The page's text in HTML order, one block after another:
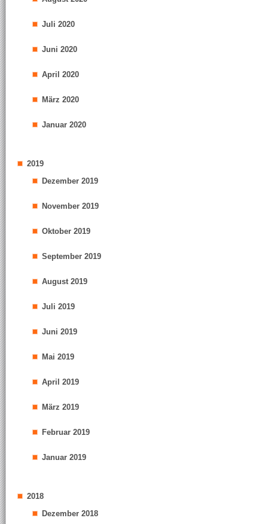
Juli 2020
Juni 2020
April 2020
März 2020
Januar 2020
2019
Dezember 2019
November 2019
Oktober 2019
September 2019
August 2019
Juli 2019
Juni 2019
Mai 2019
April 2019
März 2019
Februar 2019
Januar 2019
2018
Dezember 2018